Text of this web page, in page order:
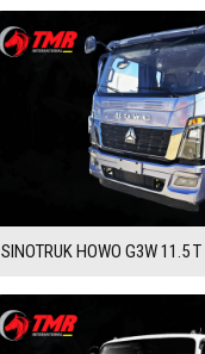
SINOTRUK HOWO G3W 11.5 T